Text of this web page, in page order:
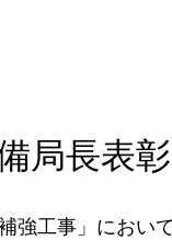
局長表彰
強工事」にお